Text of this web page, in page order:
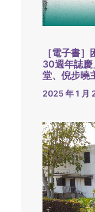
［電子書
30週年誌慶
堂、倪步曉
2025 年 1 月